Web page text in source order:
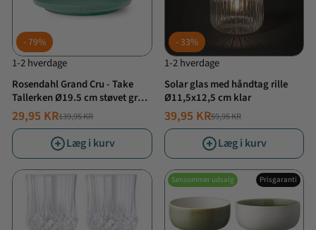
79%
1-2 hverdage
Rosendahl Grand Cru - Take
Tallerken Ø19.5 cm støvet grøn
2 stk.
NORMALPRIS
139,95 KR
TILBUDSPRIS
29,95 KR
Læg i kurv
33%
1-2 hverdage
Solar glas med håndtag rille
Ø11,5x12,5 cm klar
NORMALPRIS
59,95 KR
TILBUDSPRIS
39,95 KR
Læg i kurv
Sensommer udsalg Prisgaranti